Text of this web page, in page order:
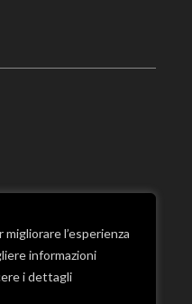
l’esperienza
informazioni
i dettagli